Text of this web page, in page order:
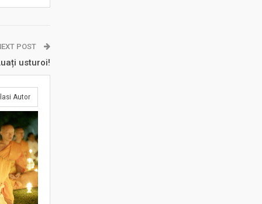
POST
usturoi!
Autor